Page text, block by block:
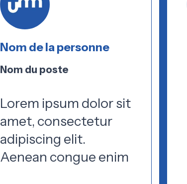
Nom de la personne
Nom du poste
Lorem ipsum dolor sit
amet, consectetur
adipiscing elit.
Aenean congue enim